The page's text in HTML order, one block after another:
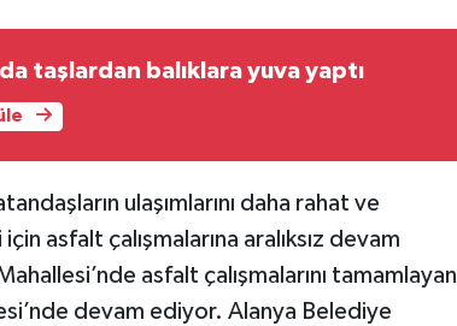
taşlardan balıklara yuva yaptı
ulaşımlarını daha rahat ve
asfalt çalışmalarına aralıksız devam
asfalt çalışmalarını tamamlayan
devam ediyor. Alanya Belediye